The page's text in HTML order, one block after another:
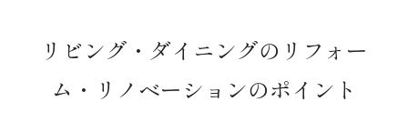
リビング・ダイニングのリフォー
ム・リノベーションのポイント